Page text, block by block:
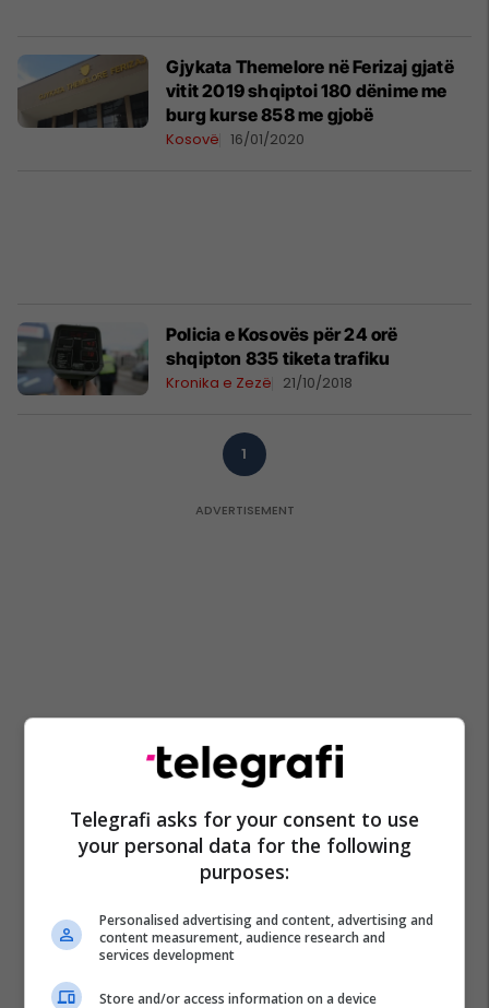
Gjykata Themelore në Ferizaj gjatë
vitit 2019 shqiptoi 180 dënime me
burg kurse 858 me gjobë
Kosovë 16/01/2020
Policia e Kosovës për 24 orë
shqipton 835 tiketa trafiku
Kronika e Zezë 21/10/2018
1
Telegrafi asks for your consent to use
your personal data for the following
purposes:
Personalised advertising and content, advertising and
content measurement, audience research and
services development
Store and/or access information on a device